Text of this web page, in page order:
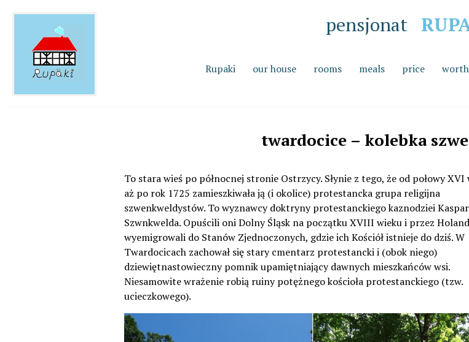
pensjonat
Rupaki our house rooms meals price
twardocice – kolebka
To stara wieś po północnej stronie Ostrzycy. Słynie z tego, że od połowy XVI
aż po rok 1725 zamieszkiwała ją (i okolice) protestancka grupa religijna
szwenkweldystów. To wyznawcy doktryny protestanckiego kaznodziei
Szwnkwelda. Opuścili oni Dolny Śląsk na początku XVIII wieku i przez
wyemigrowali do Stanów Zjednoczonych, gdzie ich Kościół istnieje do dziś. W
Twardocicach zachował się stary cmentarz protestancki i (obok niego)
dziewiętnastowieczny pomnik upamiętniający dawnych mieszkańców wsi.
Niesamowite wrażenie robią ruiny potężnego kościoła protestanckiego (tzw.
ucieczkowego).